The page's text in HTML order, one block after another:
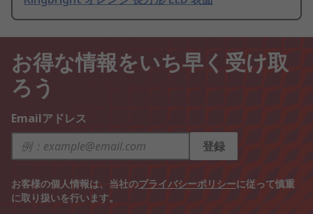
お得な情報をいち早く受け取
ろう
Emailアドレス
登録
お客様の個人情報は、当社のプライバシーポリシーに従って慎重
に取り扱いを行います。